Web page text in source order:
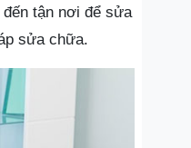
tận nơi để sửa
sửa chữa.